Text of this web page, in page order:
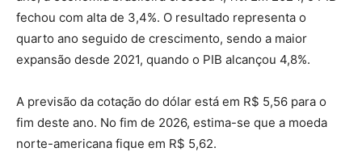
fechou com alta de 3,4%. O resultado representa o
quarto ano seguido de crescimento, sendo a maior
expansão desde 2021, quando o PIB alcançou 4,8%.
A previsão da cotação do dólar está em R$ 5,56 para o
fim deste ano. No fim de 2026, estima-se que a moeda
norte-americana fique em R$ 5,62.